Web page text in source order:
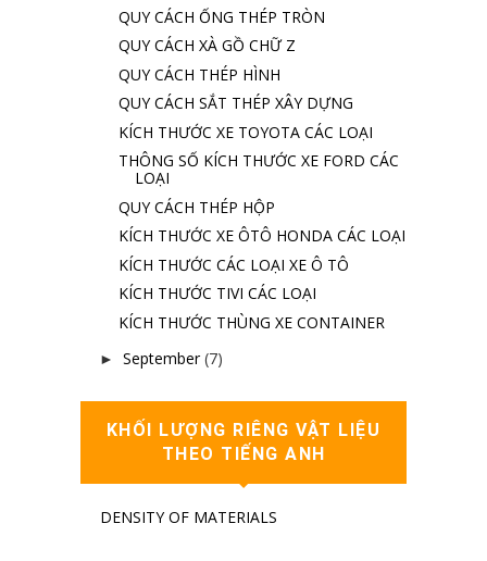
QUY CÁCH ỐNG THÉP TRÒN
QUY CÁCH XÀ GỒ CHỮ Z
QUY CÁCH THÉP HÌNH
QUY CÁCH SẮT THÉP XÂY DỰNG
KÍCH THƯỚC XE TOYOTA CÁC LOẠI
THÔNG SỐ KÍCH THƯỚC XE FORD CÁC
LOẠI
QUY CÁCH THÉP HỘP
KÍCH THƯỚC XE ÔTÔ HONDA CÁC LOẠI
KÍCH THƯỚC CÁC LOẠI XE Ô TÔ
KÍCH THƯỚC TIVI CÁC LOẠI
KÍCH THƯỚC THÙNG XE CONTAINER
► September (7)
KHỐI LƯỢNG RIÊNG VẬT LIỆU
THEO TIẾNG ANH
DENSITY OF MATERIALS